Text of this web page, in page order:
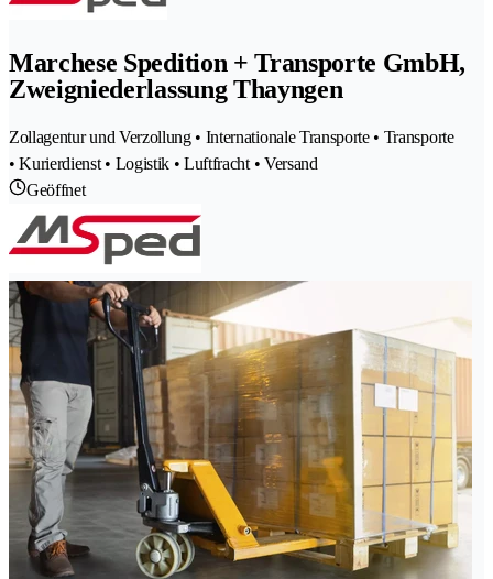
Marchese Spedition + Transporte GmbH,
Zweigniederlassung Thayngen
Zollagentur und Verzollung • Internationale Transporte • Transporte
• Kurierdienst • Logistik • Luftfracht • Versand
Geöffnet